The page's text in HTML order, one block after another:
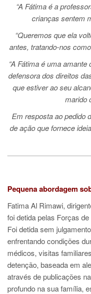
“A Fátima é a
crianças sentem
“Queremos que ela
antes, tratando-nos
“A Fátima é uma
defensora dos direitos
que estiver ao seu
marido
Em resposta ao pedido
de ação que fornece
Pequena abordagem
Fatima Al Rimawi,
foi detida pelas Forças
Foi detida sem
enfrentando condições
médicos, visitas
detenção, baseada em
através de publicações
profundo na sua família,